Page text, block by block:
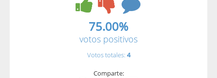
75.00%
votos positivos
Votos totales: 4
Comparte: